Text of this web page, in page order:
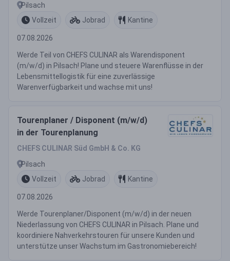
Pilsach
Vollzeit
Jobrad Kantine
07.08.2026
Werde Teil von CHEFS CULINAR als Warendisponent
(m/w/d) in Pilsach! Plane und steuere Warenflüsse in der
Lebensmittellogistik für eine zuverlässige
Warenverfügbarkeit und wachse mit uns!
Tourenplaner / Disponent (m/w/d)
in der Tourenplanung
CHEFS CULINAR Süd GmbH & Co. KG
Pilsach
Vollzeit
Jobrad Kantine
07.08.2026
Werde Tourenplaner/Disponent (m/w/d) in der neuen
Niederlassung von CHEFS CULINAR in Pilsach. Plane und
koordiniere Nahverkehrstouren für unsere Kunden und
unterstütze unser Wachstum im Gastronomiebereich!